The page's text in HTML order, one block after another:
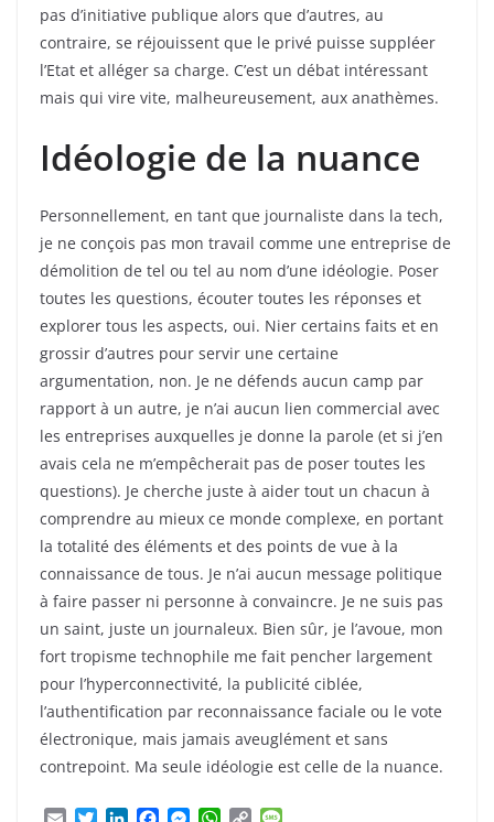
pas d’initiative publique alors que d’autres, au
contraire, se réjouissent que le privé puisse suppléer
l’Etat et alléger sa charge. C’est un débat intéressant
mais qui vire vite, malheureusement, aux anathèmes.
Idéologie de la nuance
Personnellement, en tant que journaliste dans la tech,
je ne conçois pas mon travail comme une entreprise de
démolition de tel ou tel au nom d’une idéologie. Poser
toutes les questions, écouter toutes les réponses et
explorer tous les aspects, oui. Nier certains faits et en
grossir d’autres pour servir une certaine
argumentation, non. Je ne défends aucun camp par
rapport à un autre, je n’ai aucun lien commercial avec
les entreprises auxquelles je donne la parole (et si j’en
avais cela ne m’empêcherait pas de poser toutes les
questions). Je cherche juste à aider tout un chacun à
comprendre au mieux ce monde complexe, en portant
la totalité des éléments et des points de vue à la
connaissance de tous. Je n’ai aucun message politique
à faire passer ni personne à convaincre. Je ne suis pas
un saint, juste un journaleux. Bien sûr, je l’avoue, mon
fort tropisme technophile me fait pencher largement
pour l’hyperconnectivité, la publicité ciblée,
l’authentification par reconnaissance faciale ou le vote
électronique, mais jamais aveuglément et sans
contrepoint. Ma seule idéologie est celle de la nuance.